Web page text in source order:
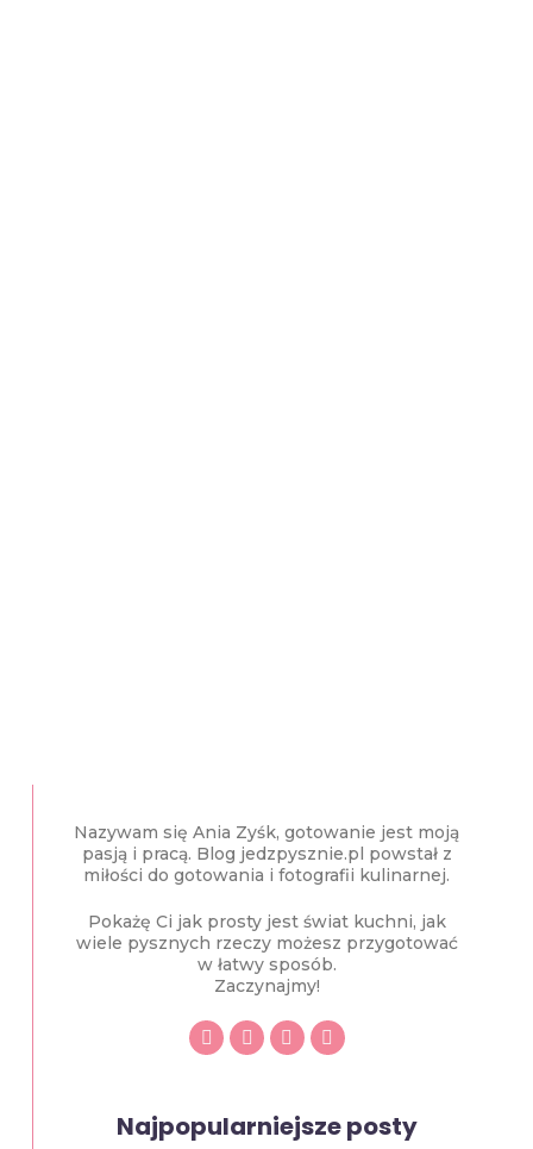
Nazywam się Ania Zyśk, gotowanie jest moją
pasją i pracą. Blog jedzpysznie.pl powstał z
miłości do gotowania i fotografii kulinarnej.
Pokażę Ci jak prosty jest świat kuchni, jak
wiele pysznych rzeczy możesz przygotować
w łatwy sposób.
Zaczynajmy!
Najpopularniejsze posty